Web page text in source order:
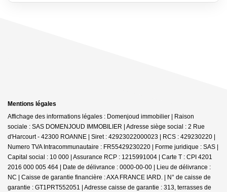
Mentions légales
Affichage des informations légales : Domenjoud immobilier | Raison
sociale : SAS DOMENJOUD IMMOBILIER | Adresse siège social : 2 Rue
d'Harcourt - 42300 ROANNE | Siret : 42923022000023 | RCS : 429230220 |
Numero TVA Intracommunautaire : FR55429230220 | Forme juridique : SAS |
Capital social : 10 000 | Assurance RCP : 1215991004 | Carte T : CPI 4201
2016 000 005 464 | Date de délivrance : 0000-00-00 | Lieu de délivrance :
NC | Caisse de garantie financière : AXA FRANCE IARD. | N° de caisse de
garantie : GT1PRT552051 | Adresse caisse de garantie : 313, terrasses de